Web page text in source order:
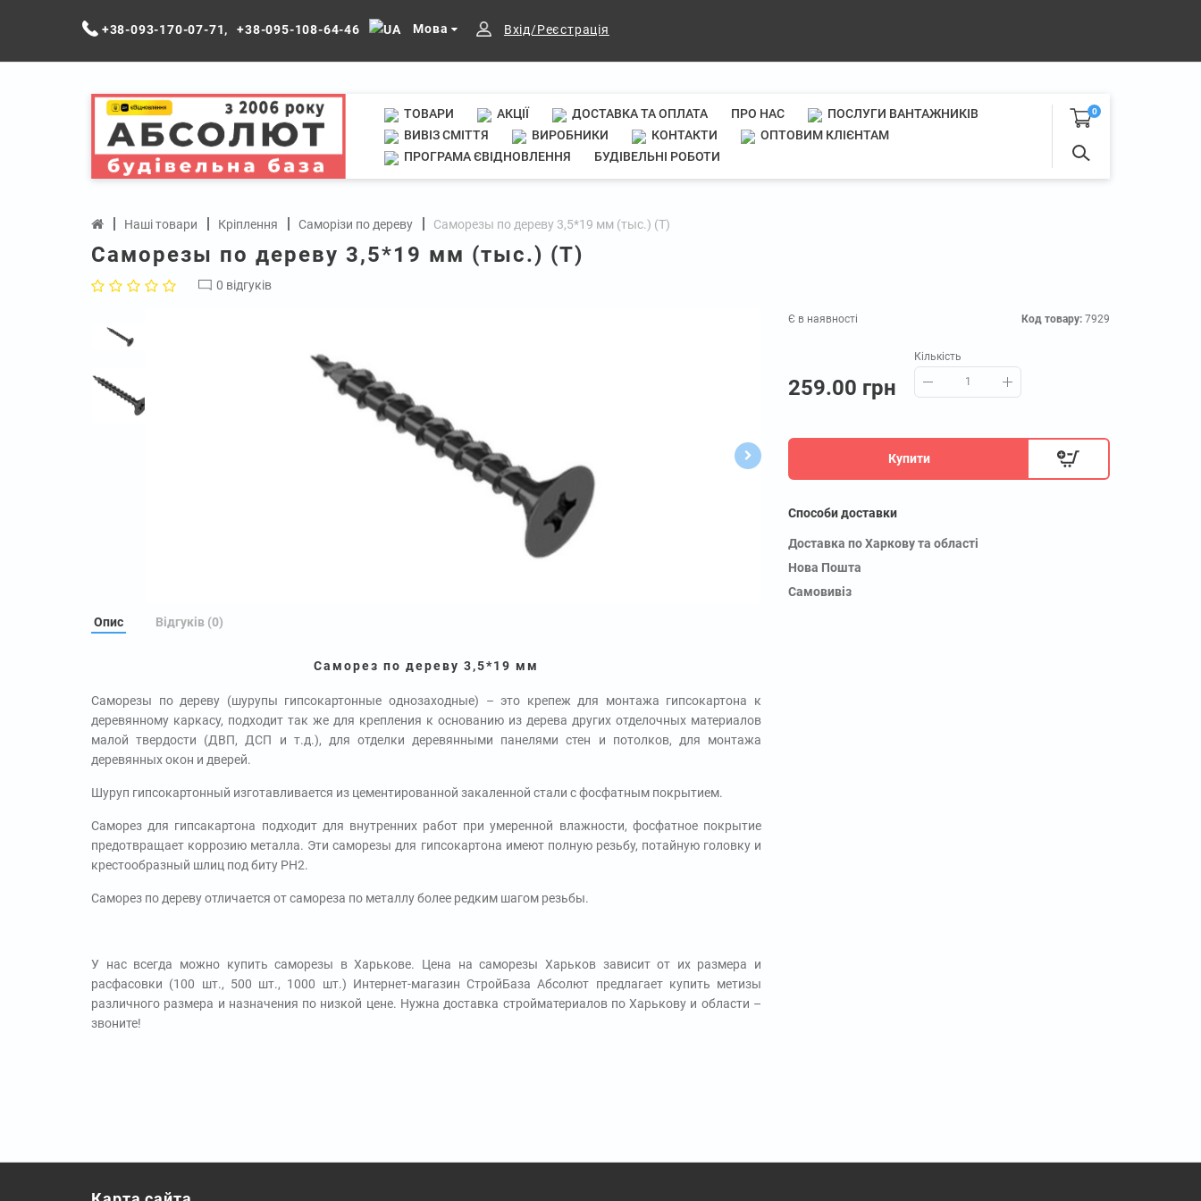
+38-093-170-07-71, +38-095-108-64-46 Мова Вхід/Реєстрація
ТОВАРИ АКЦІЇ ДОСТАВКА ТА ОПЛАТА ПРО НАС
ПОСЛУГИ ВАНТАЖНИКІВ
ВИВІЗ СМІТТЯ
ВИРОБНИКИ КОНТАКТИ
ОПТОВИМ КЛІЄНТАМ
ПРОГРАМА ЄВІДНОВЛЕННЯ
БУДІВЕЛЬНІ РОБОТИ
0
Наші товари Кріплення Саморізи по дереву Саморезы по дереву 3,5*19 мм (тыс.) (Т)
Саморезы по дереву 3,5*19 мм (тыс.) (Т)
0 відгуків
Опис Відгуків (0)
Саморез по дереву 3,5*19 мм
Саморезы по дереву (шурупы гипсокартонные однозаходные) – это крепеж для монтажа гипсокартона к
деревянному каркасу, подходит так же для крепления к основанию из дерева других отделочных материалов
малой твердости (ДВП, ДСП и т.д.), для отделки деревянными панелями стен и потолков, для монтажа
деревянных окон и дверей.
Шуруп гипсокартонный изготавливается из цементированной закаленной стали сфосфатным покрытием.
Саморез для гипсакартона подходит для внутренних работ при умеренной влажности, фосфатное покрытие
предотвращает коррозию металла. Эти саморезы для гипсокартона имеют полную резьбу, потайную головку и
крестообразный шлиц под биту PH2.
Саморез по дереву отличается от самореза по металлу более редким шагом резьбы.
У нас всегда можно купить саморезы в Харькове. Цена на саморезы Харьков зависит от их размера и
расфасовки (100 шт., 500 шт., 1000 шт.) Интернет-магазин СтройБаза Абсолют предлагает купить метизы
различного размера и назначения по низкой цене. Нужна доставка стройматериалов по Харькову и области –
звоните!
Є в наявності Код товару: 7929
259.00 грн
Кількість
Купити
Способи доставки
Доставка по Харкову та області
Нова Пошта
Самовивіз